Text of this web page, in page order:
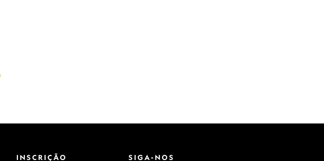
INSCRIÇÃO SIGA-NOS